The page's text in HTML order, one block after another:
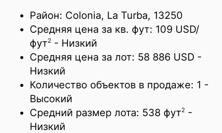
Район: Colonia, La Turba, 13250
Средняя цена за кв. фут: 109 USD/
фут2 - Низкий
Средняя цена за лот: 58 886 USD -
Низкий
Количество объектов в продаже: 1 -
Высокий
Средний размер лота: 538 фут2 -
Низкий